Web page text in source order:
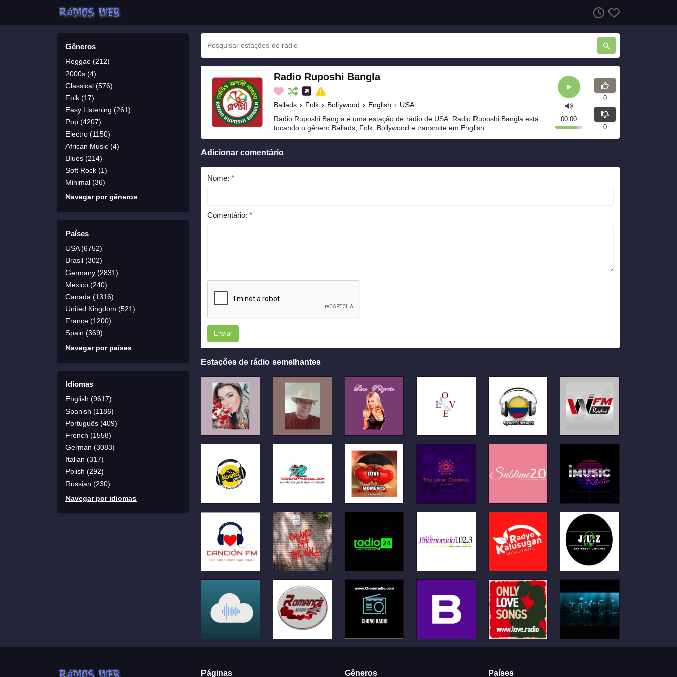
Gêneros
Reggae (212)
2000s (4)
Classical (576)
Folk (17)
Easy Listening (261)
Pop (4207)
Electro (1150)
African Music (4)
Blues (214)
Soft Rock (1)
Minimal (36)
Navegar por gêneros
Países
USA (6752)
Brasil (302)
Germany (2831)
Mexico (240)
Canada (1316)
United Kingdom (521)
France (1200)
Spain (369)
Navegar por países
Idiomas
English (9617)
Spanish (1186)
Português (409)
French (1558)
German (3083)
Italian (317)
Polish (292)
Russian (230)
Navegar por idiomas
Radio Ruposhi Bangla
Ballads › Folk › Bollywood › English › USA
Radio Ruposhi Bangla é uma estação de rádio de USA. Radio Ruposhi Bangla está
tocando o gênero Ballads, Folk, Bollywood e transmite em English.
00:00
0
0
Adicionar comentário
Nome: *
Comentário: *
Enviar
Estações de rádio semelhantes
Páginas Gêneros Países